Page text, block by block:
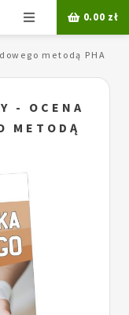
Menu 0.00 zł
metodą PHA
- OCENA
METODĄ